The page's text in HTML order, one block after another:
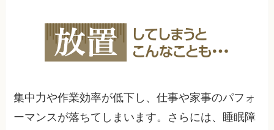
集中力や作業効率が低下し、仕事や家事のパフォ
ーマンスが落ちてしまいます。さらには、睡眠障